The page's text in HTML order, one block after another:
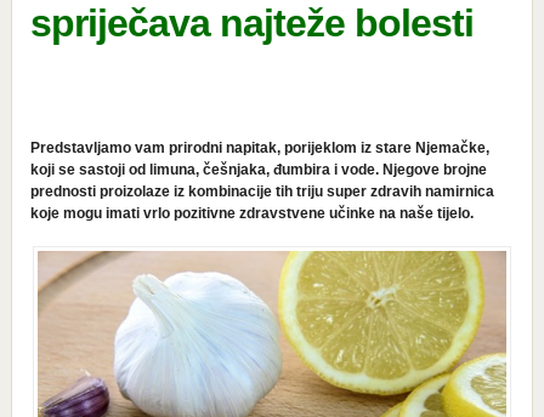
spriječava najteže bolesti
Predstavljamo vam prirodni napitak, porijeklom iz stare Njemačke,
koji se sastoji od limuna, češnjaka, đumbira i vode. Njegove brojne
prednosti proizolaze iz kombinacije tih triju super zdravih namirnica
koje mogu imati vrlo pozitivne zdravstvene učinke na naše tijelo.